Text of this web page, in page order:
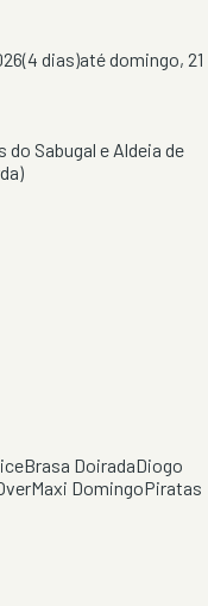
(4 dias)atédomingo, 21
do Sabugal e Aldeia de
Brasa DoiradaDiogo
Maxi DomingoPiratas